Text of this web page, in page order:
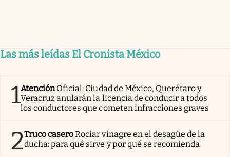
Las más leídas El Cronista México
1AtenciónOficial: Ciudad de México, Querétaro y
Veracruz anularán la licencia de conducir a todos
los conductores que cometen infracciones graves
2Truco caseroRociar vinagre en el desagüe de la
ducha: para qué sirve y por qué se recomienda